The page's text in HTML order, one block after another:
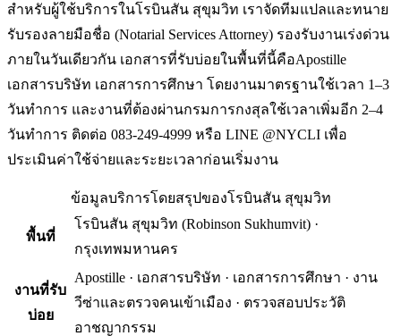
สำหรับผู้ใช้บริการในโรบินสัน สุขุมวิท เราจัดทีมแปลและทนาย
รับรองลายมือชื่อ (Notarial Services Attorney) รองรับงานเร่งด่วน
ภายในวันเดียวกัน เอกสารที่รับบ่อยในพื้นที่นี้คือApostille
เอกสารบริษัท เอกสารการศึกษา โดยงานมาตรฐานใช้เวลา 1–3
วันทำการ และงานที่ต้องผ่านกรมการกงสุลใช้เวลาเพิ่มอีก 2–4
วันทำการ ติดต่อ 083-249-4999 หรือ LINE @NYCLI เพื่อ
ประเมินค่าใช้จ่ายและระยะเวลาก่อนเริ่มงาน
ข้อมูลบริการโดยสรุปของโรบินสัน สุขุมวิท
พื้นที่
โรบินสัน สุขุมวิท (Robinson Sukhumvit) ·
กรุงเทพมหานคร
งานที่รับ
บ่อย
Apostille · เอกสารบริษัท · เอกสารการศึกษา · งาน
วีซ่าและตรวจคนเข้าเมือง · ตรวจสอบประวัติ
อาชญากรรม